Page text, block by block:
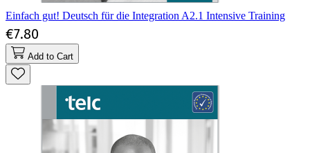
Einfach gut! Deutsch für die Integration A2.1 Intensive Training
€7.80
Add to Cart